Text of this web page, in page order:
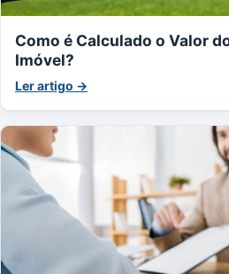
Como é Calculado o Valor
Imóvel?
Ler artigo →